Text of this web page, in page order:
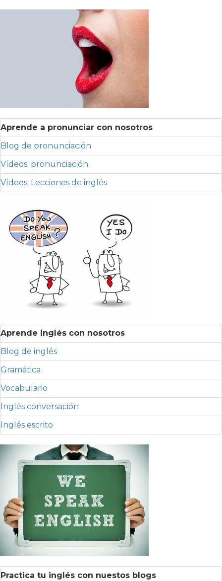
Aprende a pronunciar con nosotros
Blog de pronunciación
Vídeos: pronunciación
Vídeos: Lecciones de inglés
Aprende inglés con nosotros
Blog de inglés
Gramática
Vocabulario
Inglés conversación
Inglés escrito
Practica tu inglés con nuestos blogs